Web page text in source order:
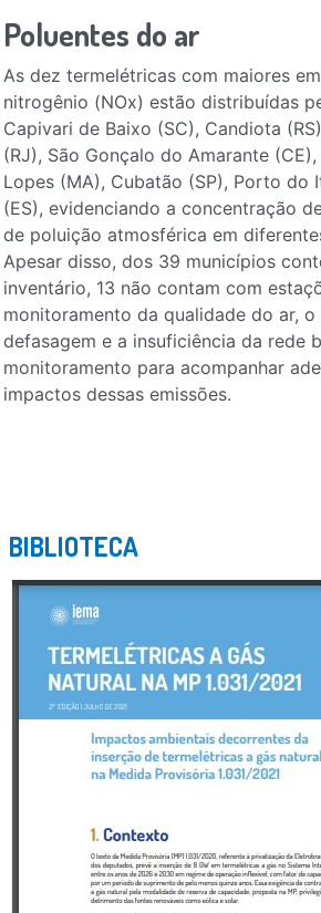
Poluentes do ar
As dez termelétricas com maiores
nitrogênio (NOx) estão distribuídas
Capivari de Baixo (SC), Candiota
(RJ), São Gonçalo do Amarante
Lopes (MA), Cubatão (SP), Porto do
(ES), evidenciando a concentração
de poluição atmosférica em
Apesar disso, dos 39 municípios
inventário, 13 não contam com
monitoramento da qualidade do ar, o
defasagem e a insuficiência da rede
monitoramento para acompanhar
impactos dessas emissões.
BIBLIOTECA